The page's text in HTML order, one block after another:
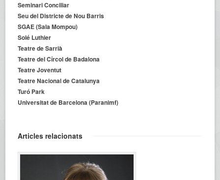
Seminari Conciliar
Seu del Districte de Nou Barris
SGAE (Sala Mompou)
Solé Luthier
Teatre de Sarrià
Teatre del Círcol de Badalona
Teatre Joventut
Teatre Nacional de Catalunya
Turó Park
Universitat de Barcelona (Paranimf)
Articles relacionats